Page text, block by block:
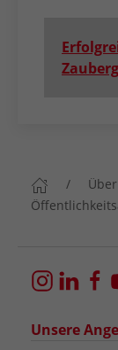
Unsere